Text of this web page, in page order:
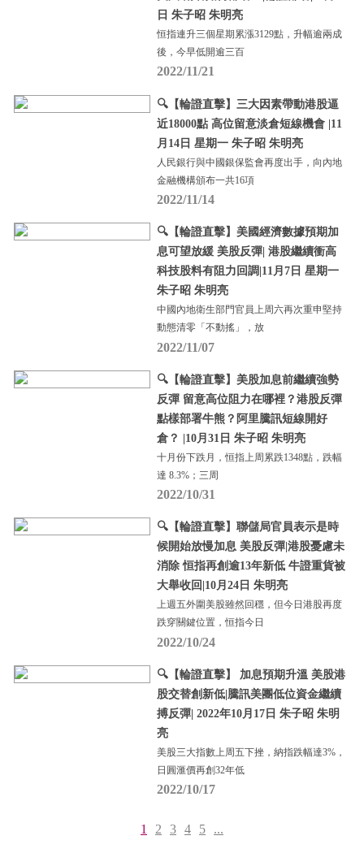
日 朱子昭 朱明亮
恒指連升三個星期累漲3129點，升幅逾兩成
後，今早低開逾三百
2022/11/21
🔍【輪證直擊】三大因素帶動港股逼
近18000點 高位留意淡倉短線機會 |11
月14日 星期一 朱子昭 朱明亮
人民銀行與中國銀保監會再度出手，向內地
金融機構頒布一共16項
2022/11/14
🔍【輪證直擊】美國經濟數據預期加
息可望放緩 美股反彈| 港股繼續衝高
科技股料有阻力回調|11月7日 星期一
朱子昭 朱明亮
中國內地衛生部門官員上周六再次重申堅持
動態清零「不動搖」，放
2022/11/07
🔍【輪證直擊】美股加息前繼續強勢
反彈 留意高位阻力在哪裡？港股反彈
點樣部署牛熊？阿里騰訊短線開好
倉？ |10月31日 朱子昭 朱明亮
十月份下跌月，恒指上周累跌1348點，跌幅
達 8.3%；三周
2022/10/31
🔍【輪證直擊】聯儲局官員表示是時
候開始放慢加息 美股反彈|港股憂慮未
消除 恒指再創逾13年新低 牛證重貨被
大舉收回|10月24日 朱明亮
上週五外圍美股雖然回穩，但今日港股再度
跌穿關鍵位置，恒指今日
2022/10/24
🔍【輪證直擊】 加息預期升溫 美股港
股交替創新低|騰訊美團低位資金繼續
搏反彈| 2022年10月17日 朱子昭 朱明
亮
美股三大指數上周五下挫，納指跌幅達3%，
日圓滙價再創32年低
2022/10/17
1 2 3 4 5 ...